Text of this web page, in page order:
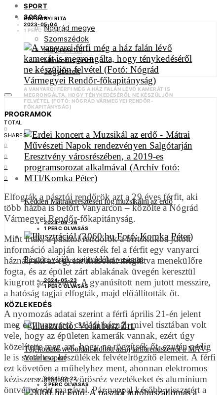
SPORT
3060+
Nógrád megye
Szomszédok
Határon túl
Minket is érint
Jegyzetek
PROGRAMOK
Kedden Mátrakeresztesen fog muzsikálni az erdő
2024-06-26
1 PERC OLVASÁS
Pásztóra várják a sajtimádókat vasárnap
2024-05-23
1 PERC OLVASÁS
KÖZLEKEDÉS
Tájékoztató weboldalt indított az új tarifarendszerről a MÁV-
Volán csoport
2024-02-22
2 PERC OLVASÁS
ROZGONYI RITA
2023-05-04
1 PERC OLVASÁS
A VANYARCI FÉRFI MÉG A HÁZ FALÁN LÉVŐ KAMERÁT IS
MEGRONGÁLTA, HOGY TÉNYKEDÉSÉRŐL NE KÉSZÜLJÖN
FELVÉTEL (FOTÓ: NÓGRÁD VÁRMEGYEI RENDŐR-
FŐKAPITÁNYSÁG)
TOTAL
0
SHARES
0
0
0
0
Elfogták a pásztói rendőrök azt a 29 éves férfit, aki
több házba is betört Vanyarcon – közölte a Nógrád
Vármegyei Rendőr-főkapitányság.
Mint írták, a pásztói rendőrök a birtokukba jutott
információ alapján keresték fel a férfit egy vanyarci
háznál, aki az egyenruhásokat meglátva menekülőre
fogta, és az épület zárt ablakának üvegén keresztül
kiugrott az udvarra. A gyanúsított nem jutott messzire,
a hatóság tagjai elfogták, majd előállították őt.
A nyomozás adatai szerint a férfi április 21-én jelent
meg egy vanyarci családi háznál: mivel tisztában volt
vele, hogy az épületen kamerák vannak, ezért úgy
közelítette meg azt, hogy ne rögzítsék őt, ezután pedig
le is szerelte a készülékek felvételrögzítő elemeit. A férfi
ezt követően a műhelyhez ment, ahonnan elektromos
kéziszerszámokat, vörösréz vezetékeket és alumínium
öntvényt vitt magával. Pár nappal később visszatért a